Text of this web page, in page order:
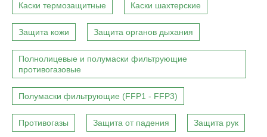
Каски термозащитные Каски шахтерские
Защита кожи Защита органов дыхания
Полнолицевые и полумаски фильтрующие
противогазовые
Полумаски фильтрующие (FFP1 - FFP3)
Противогазы Защита от падения Защита рук